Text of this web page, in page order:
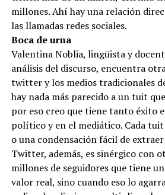
millones. Ahí hay una relación
las llamadas redes sociales.
Boca de urna
Valentina Noblia, lingüista y
análisis del discurso, encuentra
twitter y los medios tradicionales
hay nada más parecido a un tuit
por eso creo que tiene tanto éxito
político y en el mediático. Cada
o una condensación fácil de
Twitter, además, es sinérgico con
millones de seguidores que tiene
valor real, sino cuando eso lo